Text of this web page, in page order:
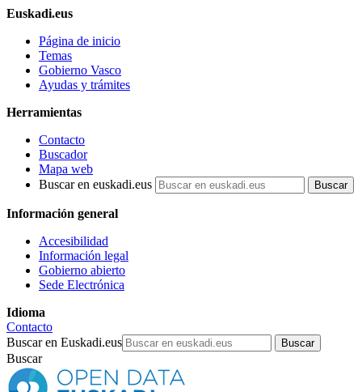
Euskadi.eus
Página de inicio
Temas
Gobierno Vasco
Ayudas y trámites
Herramientas
Contacto
Buscador
Mapa web
Buscar en euskadi.eus
Información general
Accesibilidad
Información legal
Gobierno abierto
Sede Electrónica
Idioma
Contacto
Buscar en Euskadi.eus
Buscar